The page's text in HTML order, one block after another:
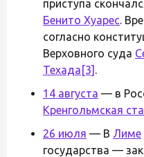
приступа
Бенито Хуарес.
согласно
Верховного суда
Техада [3] .
14 августа — в
Кренгольмская
26 июля — В Лиме
государства —